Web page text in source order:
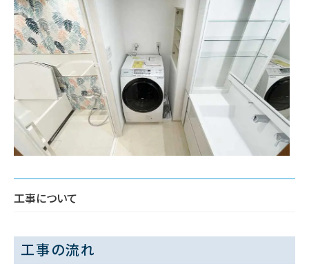
工事について
工事の流れ